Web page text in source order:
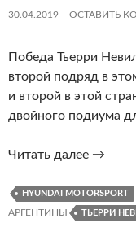
30.04.2019 ОСТАВИТЬ
Победа Тьерри
второй подряд в
и второй в этой
двойного подиума
Читать далее Ралли
2019.
→
HYUNDAI MOTORSPORT
АРГЕНТИНЫ
ТЬЕРРИ